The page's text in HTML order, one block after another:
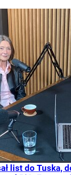
list do Tuska,